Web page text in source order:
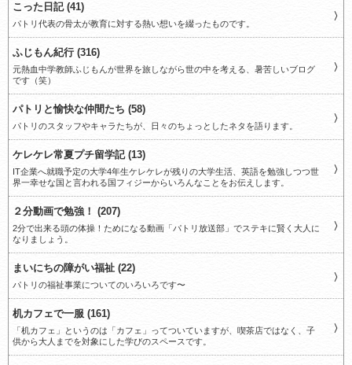
こった日記 (41)
パトリ代表の骨太が教育に対する熱い想いを綴ったものです。
ふじもん紀行 (316)
元熱血中学教師ふじもんが世界を旅しながら世の中を考える、暑苦しいブログ
です（笑）
パトリと愉快な仲間たち (58)
パトリのスタッフやキャラたちが、日々のちょっとしたネタを語ります。
ケレケレ常夏プチ留学記 (13)
IT企業へ就職予定の大学4年生ケレケレが残りの大学生活、英語を勉強しつつ世
界一幸せな国と言われる国フィジーからいろんなことをお伝えします。
２分動画で勉強！ (207)
2分で出来る頭の体操！ためになる動画「パトリ放送部」でステキに賢く大人に
なりましょう。
まいにちの障がい福祉 (22)
パトリの福祉事業についてのいろいろです〜
机カフェで一服 (161)
「机カフェ」というのは「カフェ」ってついていますが、喫茶店ではなく、子
供から大人までを対象にした学びのスペースです。